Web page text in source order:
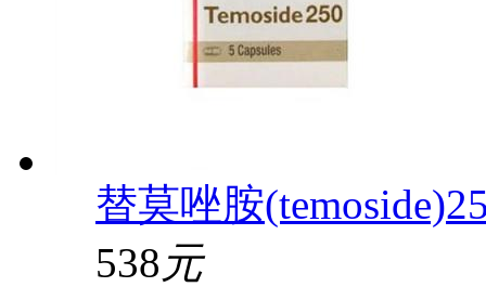
替莫唑胺
538 元